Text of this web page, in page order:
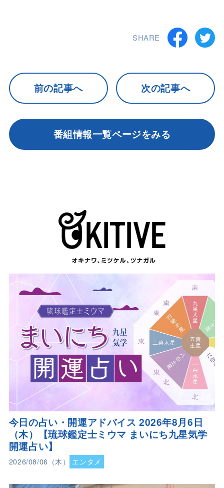
SHARE
前の記事へ 次の記事へ
番組情報一覧ページをみる
今日の占い・開運アドバイス 2026年8月6日
（木）【琉球鑑定士ミウマ まいにち九星気学
開運占い】
2026/08/06（木） エンタメ